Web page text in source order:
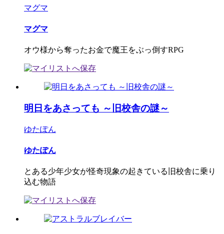
マグマ
マグマ
オウ様から奪ったお金で魔王をぶっ倒すRPG
明日をあさっても ～旧校舎の謎～
ゆたぽん
ゆたぽん
とある少年少女が怪奇現象の起きている旧校舎に乗り
込む物語